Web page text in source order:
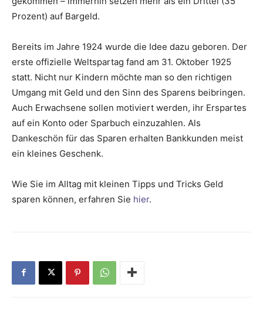
Prozent) auf Bargeld.
Bereits im Jahre 1924 wurde die Idee dazu geboren. Der
erste offizielle Weltspartag fand am 31. Oktober 1925
statt. Nicht nur Kindern möchte man so den richtigen
Umgang mit Geld und den Sinn des Sparens beibringen.
Auch Erwachsene sollen motiviert werden, ihr Erspartes
auf ein Konto oder Sparbuch einzuzahlen. Als
Dankeschön für das Sparen erhalten Bankkunden meist
ein kleines Geschenk.
Wie Sie im Alltag mit kleinen Tipps und Tricks Geld
sparen können, erfahren Sie hier.